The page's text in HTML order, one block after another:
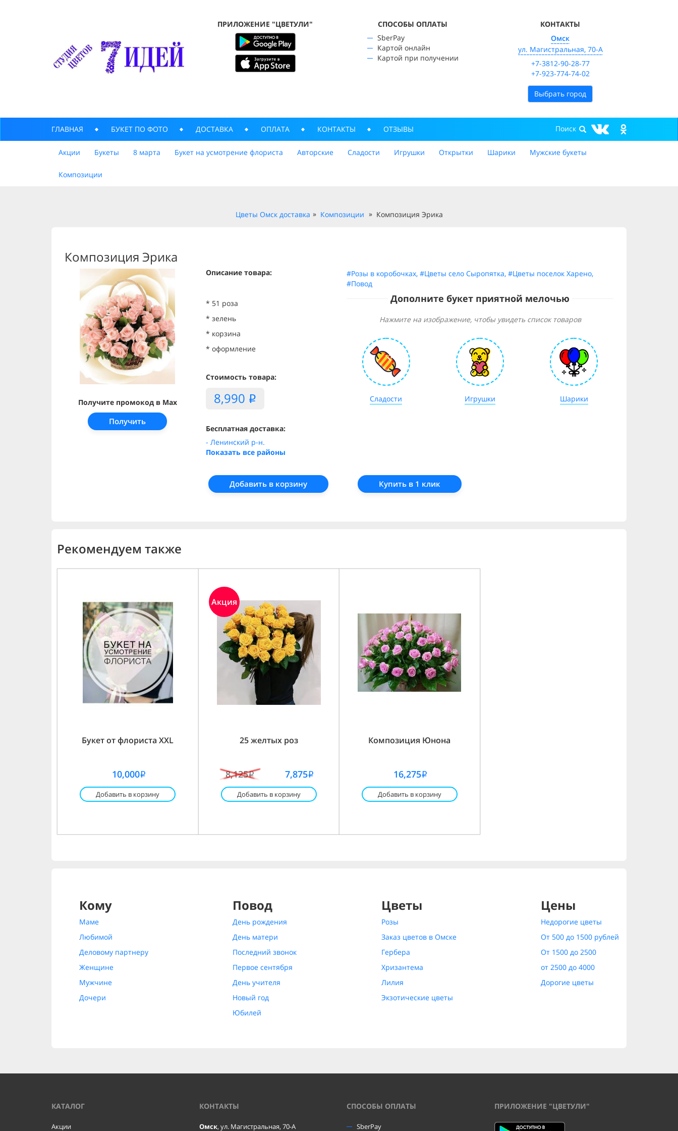
ПРИЛОЖЕНИЕ "ЦВЕТУЛИ"
CПОСОБЫ ОПЛАТЫ
SberPay
Картой онлайн
Картой при получении
КОНТАКТЫ
Омск
ул. Магистральная, 70-А
+7-3812-90-28-77
+7-923-774-74-02
Выбрать город
ГЛАВНАЯ БУКЕТ ПО ФОТО ДОСТАВКА ОПЛАТА КОНТАКТЫ ОТЗЫВЫ
Акции Букеты 8 марта Букет на усмотрение флориста Авторские Сладости Игрушки Открытки Шарики Мужские букеты
Композиции
Цветы Омск доставка Композиции Композиция Эрика
Композиция Эрика
Получите промокод в Max
Получить
Описание товара:
* 51 роза
* зелень
* корзина
* оформление
Стоимость товара:
8,990 i
Бесплатная доставка:
- Ленинский р-н.
Показать все районы
#Розы в коробочках, #Цветы село Сыропятка, #Цветы поселок Харено,
#Повод
Дополните букет приятной мелочью
Нажмите на изображение, чтобы увидеть список товаров
Сладости Игрушки Шарики
Добавить в корзину Купить в 1 клик
Рекомендуем также
Букет от флориста XXL
10,000i
Добавить в корзину
Акция
25 желтых роз
8,125i 7,875i
Добавить в корзину
Композиция Юнона
16,275i
Добавить в корзину
Кому
Маме
Любимой
Деловому партнеру
Женщине
Мужчине
Дочери
Повод
День рождения
День матери
Последний звонок
Первое сентября
День учителя
Новый год
Юбилей
Цветы
Розы
Заказ цветов в Омске
Гербера
Хризантема
Лилия
Экзотические цветы
Цены
Недорогие цветы
От 500 до 1500 рублей
От 1500 до 2500
от 2500 до 4000
Дорогие цветы
КАТАЛОГ
Акции
КОНТАКТЫ
Омск, ул. Магистральная, 70-А
CПОСОБЫ ОПЛАТЫ
SberPay
ПРИЛОЖЕНИЕ "ЦВЕТУЛИ"